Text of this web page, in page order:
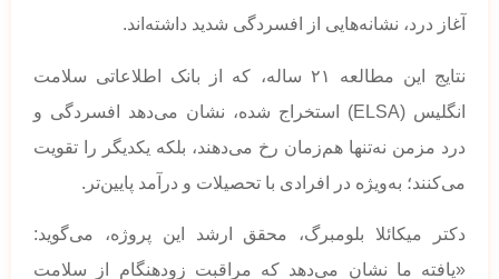
آغاز درد، نشانه‌هایی از افسردگی شدید داشته‌اند.
نتایج این مطالعه ۲۱ ساله، که از بانک اطلاعاتی سلامت
انگلیس (ELSA) استخراج شده، نشان می‌دهد افسردگی و
درد مزمن نه‌تنها هم‌زمان رخ می‌دهند، بلکه یکدیگر را تقویت
می‌کنند؛ به‌ویژه در افرادی با تحصیلات و درآمد پایین‌تر.
دکتر میکائلا بلومبرگ، محقق ارشد این پروژه، می‌گوید:
«یافته ما نشان می‌دهد که مراقبت زودهنگام از سلامت